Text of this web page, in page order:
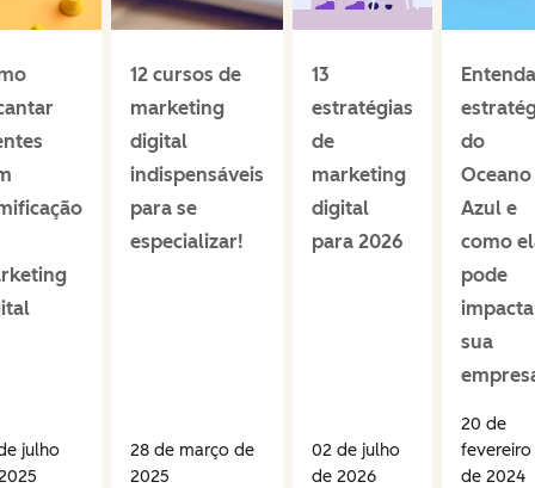
julho
12 cursos de
marketing
digital
indispensáveis
para se
especializar!
28 de março de
2025
13
estratégias
de
marketing
digital
para 2026
02 de julho
de 2026
do
Oceano
Azul e
como
pode
sua
20 de
fevereiro
de 2024